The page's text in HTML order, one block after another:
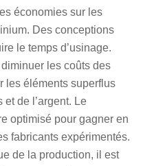
économies sur les
Des conceptions
le temps d’usinage.
les coûts des
les éléments superflus
de l’argent. Le
optimisé pour gagner en
fabricants expérimentés.
de la production, il est